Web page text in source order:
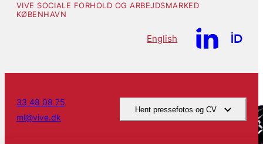
VIVE SOCIALE FORHOLD OG ARBEJDSMARKED
KØBENHAVN
English
33 48 08 75
ml@vive.dk
Hent pressefotos og CV